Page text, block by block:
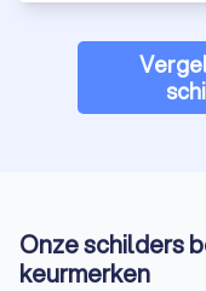
Onze schilders
keurmerken